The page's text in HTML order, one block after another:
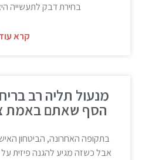
בחירת דבק לתעשייה
קרא
מנעול תליה רב
הסף שאתם באמת
בתקופה האחרונה, הביטחון
אבל כשזה מגיע להגנה פיזית